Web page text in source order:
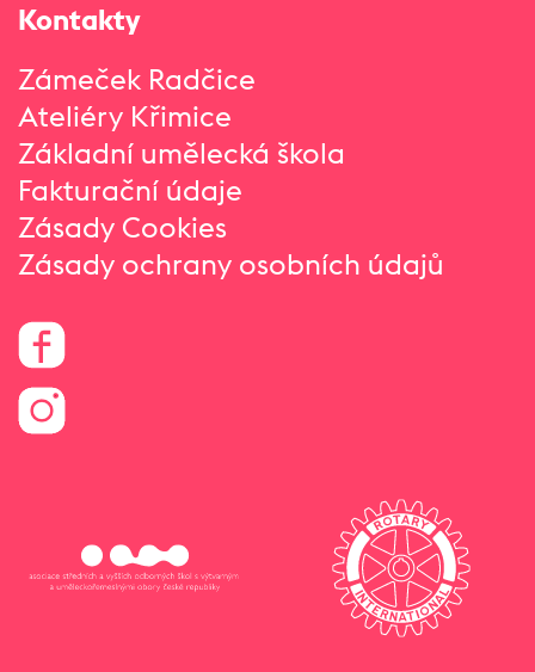
Kontakty
Zámeček Radčice
Ateliéry Křimice
Základní umělecká škola
Fakturační údaje
Zásady Cookies
Zásady ochrany osobních údajů